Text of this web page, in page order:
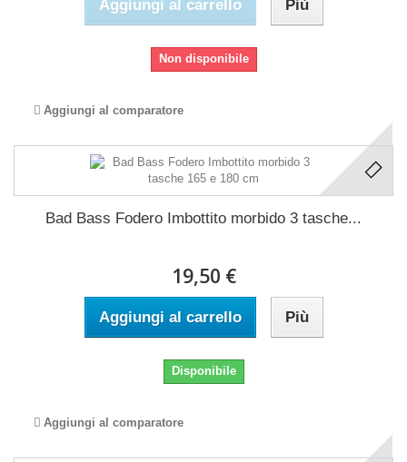
Aggiungi al carrello Più
Non disponibile
Aggiungi al comparatore
Bad Bass Fodero Imbottito morbido 3 tasche...
19,50 €
Aggiungi al carrello Più
Disponibile
Aggiungi al comparatore